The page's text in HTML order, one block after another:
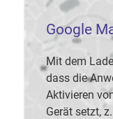
Google
Mit dem
dass die
Aktivieren
Gerät setzt,